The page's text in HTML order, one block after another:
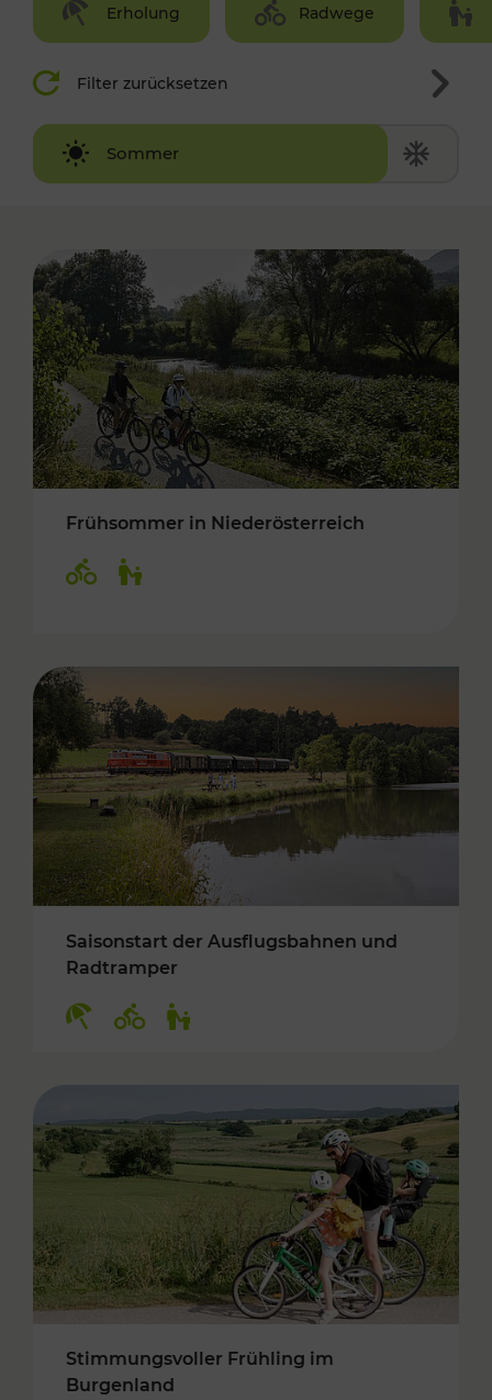
Erholung Radwege
Filter zurücksetzen
Sommer
Winter
Frühsommer in Niederösterreich
Saisonstart der Ausflugsbahnen und
Radtramper
Stimmungsvoller Frühling im
Burgenland